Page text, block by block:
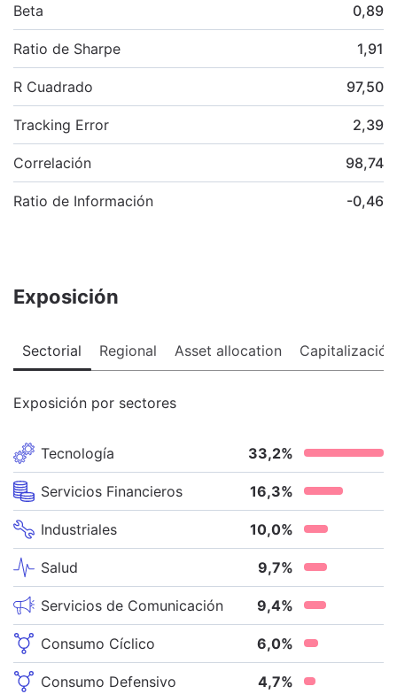
Beta 0,89
Ratio de Sharpe 1,91
R Cuadrado 97,50
Tracking Error 2,39
Correlación 98,74
Ratio de Información -0,46
Exposición
Sectorial Regional Asset allocation Capitalización
Exposición por sectores
Tecnología 33,2%
Servicios Financieros 16,3%
Industriales 10,0%
Salud 9,7%
Servicios de Comunicación 9,4%
Consumo Cíclico 6,0%
Consumo Defensivo 4,7%